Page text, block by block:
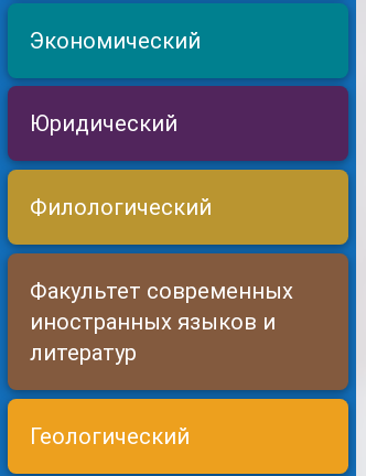
Экономический
Юридический
Филологический
Факультет современных
иностранных языков и
литератур
Геологический